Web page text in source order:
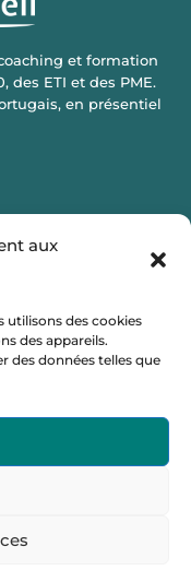
aux
utilisons des cookies
des appareils.
des données telles que
et formation
des ETI et des PME.
en présentiel